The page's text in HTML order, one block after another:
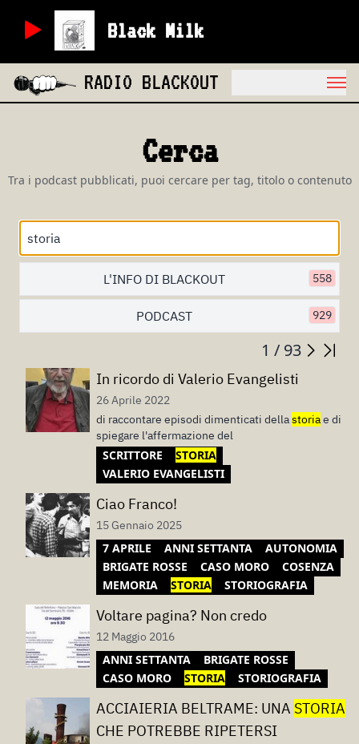
Black Milk
RADIO BLACKOUT
Cerca
Tra i podcast pubblicati, puoi cercare per tag, titolo o contenuto
L'INFO DI BLACKOUT 558
PODCAST 929
1 / 93
In ricordo di Valerio Evangelisti
26 Aprile 2022
di raccontare episodi dimenticati dellastoriae di
spiegare l'affermazione del
SCRITTORE
STORIA
VALERIO EVANGELISTI
Ciao Franco!
15 Gennaio 2025
7 APRILE ANNI SETTANTA
AUTONOMIA
BRIGATE ROSSE
CASO MORO
COSENZA
MEMORIA
STORIA STORIOGRAFIA
Voltare pagina? Non credo
12 Maggio 2016
ANNI SETTANTA
BRIGATE ROSSE
CASO MORO
STORIA STORIOGRAFIA
ACCIAIERIA BELTRAME: UNA STORIA
CHE POTREBBE RIPETERSI